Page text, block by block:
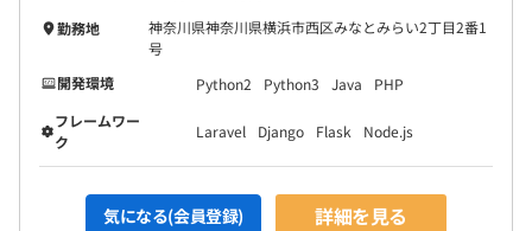
勤務地
神奈川県神奈川県横浜市西区みなとみらい2丁目2番1
号
開発環境
Python2 Python3 Java
PHP
フレームワー
ク
Laravel Django Flask Node.js
気になる(会員登録) 詳細を見る